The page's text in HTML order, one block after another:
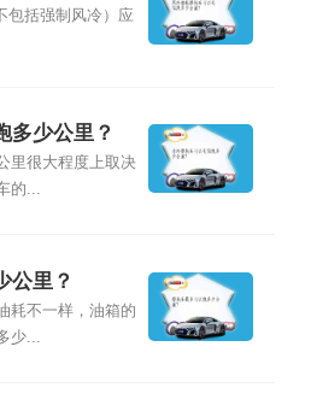
包括强制风冷）应
多少公里？
里很大程度上取决
的...
公里？
耗不一样，油箱的
少...